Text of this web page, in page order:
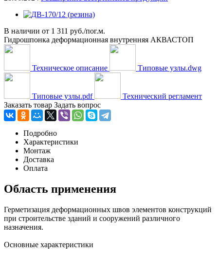
В наличии от 1 311 руб./пог.м.
Гидрошпонка деформационная внутренняя АКВАСТОП
Техническое описание Типовые узлы.dwg
Типовые узлы.pdf
Технический регламент
Заказать товар Задать вопрос
Подробно
Характеристики
Монтаж
Доставка
Оплата
Область применения
Герметизация деформационных швов элементов конструкций
при строительстве зданий и сооружений различного
назначения.
Основные характеристики